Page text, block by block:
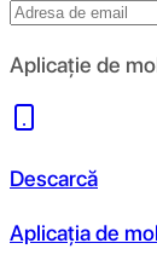
Aplicație de
Descarcă
Aplicația de